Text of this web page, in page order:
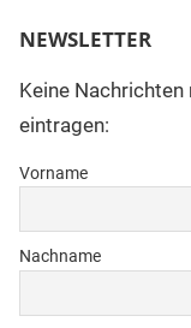
NEWSLETTER
Keine
eintragen:
Vorname
Nachname